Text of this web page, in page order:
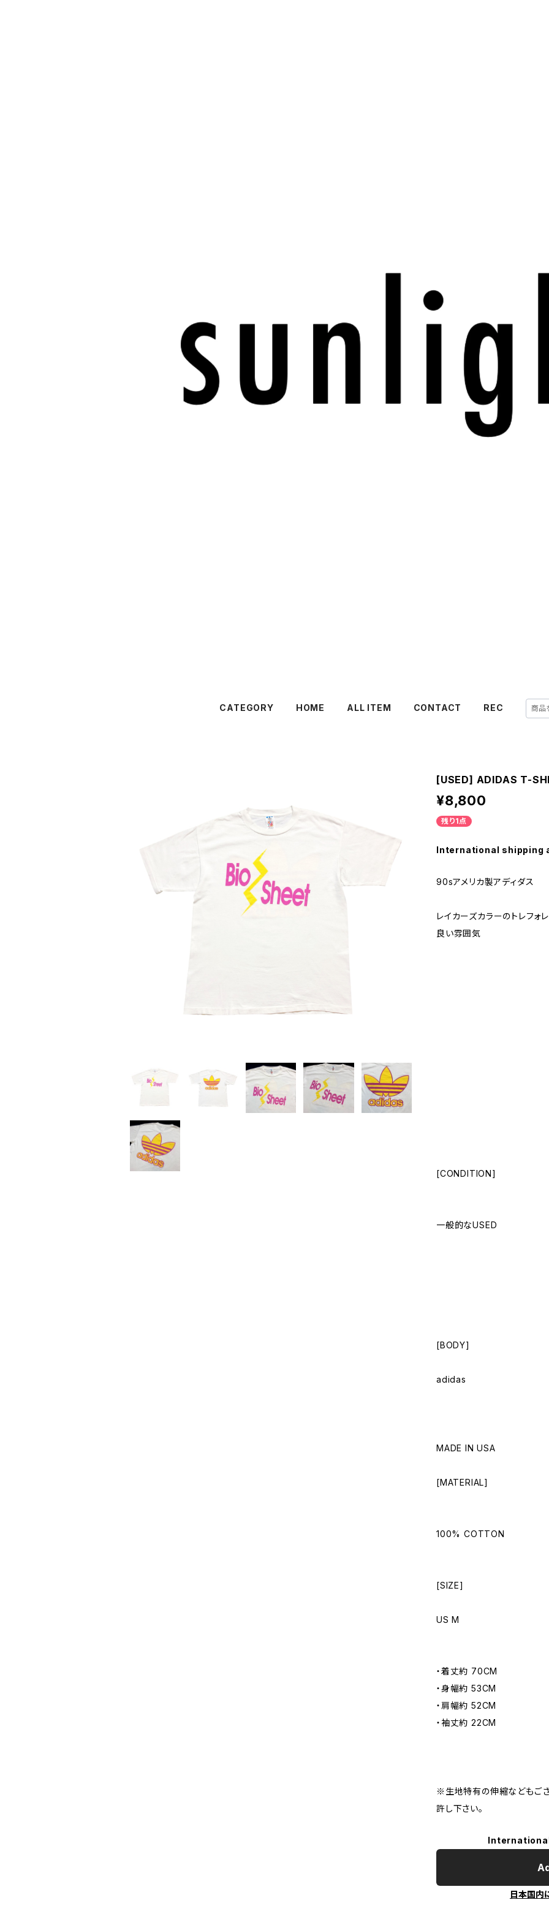
CATEGORY HOME ALL ITEM CONTACT REC
[USED] ADIDAS T-
¥8,800
残り1点
International shipping
90sアメリカ製アディダス
レイカーズカラーのトレフォ
良い雰囲気
[CONDITION]
一般的なUSED
[BODY]
adidas
MADE IN USA
[MATERIAL]
100% COTTON
[SIZE]
US M
・着丈約 70CM
・身幅約 53CM
・肩幅約 52CM
・袖丈約 22CM
※生地特有の伸縮などもご
許し下さい。
日本国内